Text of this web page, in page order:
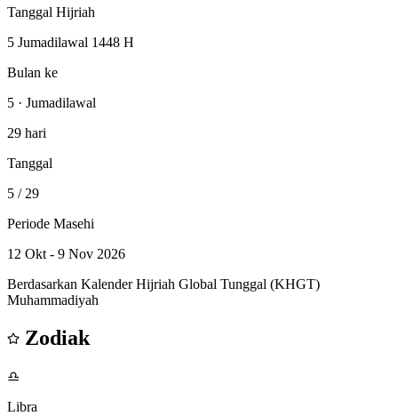
Tanggal Hijriah
5 Jumadilawal 1448 H
Bulan ke
5 · Jumadilawal
29 hari
Tanggal
5 / 29
Periode Masehi
12 Okt - 9 Nov 2026
Berdasarkan Kalender Hijriah Global Tunggal (KHGT)
Muhammadiyah
Zodiak
♎
Libra